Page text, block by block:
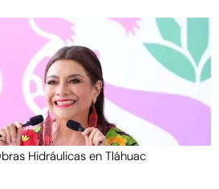
Hidráulicas en Tláhuac